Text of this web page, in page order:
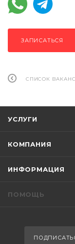
ЗАПИСАТЬСЯ
СПИСОК
УСЛУГИ
КОМПАНИЯ
ИНФОРМАЦИЯ
ПОМОЩЬ